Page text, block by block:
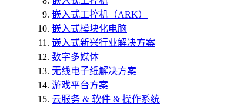
嵌入式工控机（ARK）
嵌入式模块化电脑
嵌入式新兴行业解决方案
数字多媒体
无线电子纸解决方案
游戏平台方案
云服务 & 软件 & 操作系统